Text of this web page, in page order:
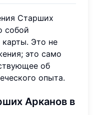
Старших
собой
Это не
это само
об
опыта.
Арканов в